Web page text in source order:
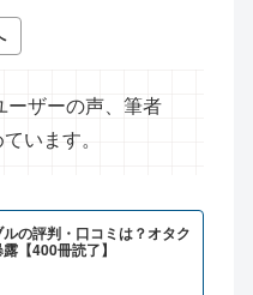
ーザーの声、筆者
います。
の評判・口コミは？オタク
【400冊読了】